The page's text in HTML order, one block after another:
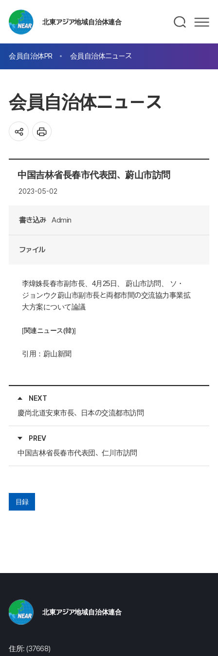
北東アジア地域自治体連合
会員自治体PR 会員自治体ニュース
会員自治体ニュース
中国吉林省長春市代表団、蔚山市訪問
2023-05-02
書き込み Admin
ファイル
李煒姝長春市副市長、 4月 25日、 蔚山市訪問
ソ・
ジョンウク蔚山市副市長と両都市間の交流協力事業拡
大方案について論議
[関連ニュース(韓)]
引用：蔚山新聞
NEXT
慶尚北道安東市長、日本の交流都市訪問
PREV
中国吉林省長春市代表団、仁川市訪問
目録
北東アジア地域自治体連合
住所: (37668)